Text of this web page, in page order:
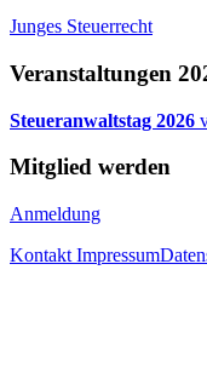
Junges Steuerrecht
Veranstaltungen
Steueranwaltstag 2026
Mitglied werden
Anmeldung
Kontakt Impressum